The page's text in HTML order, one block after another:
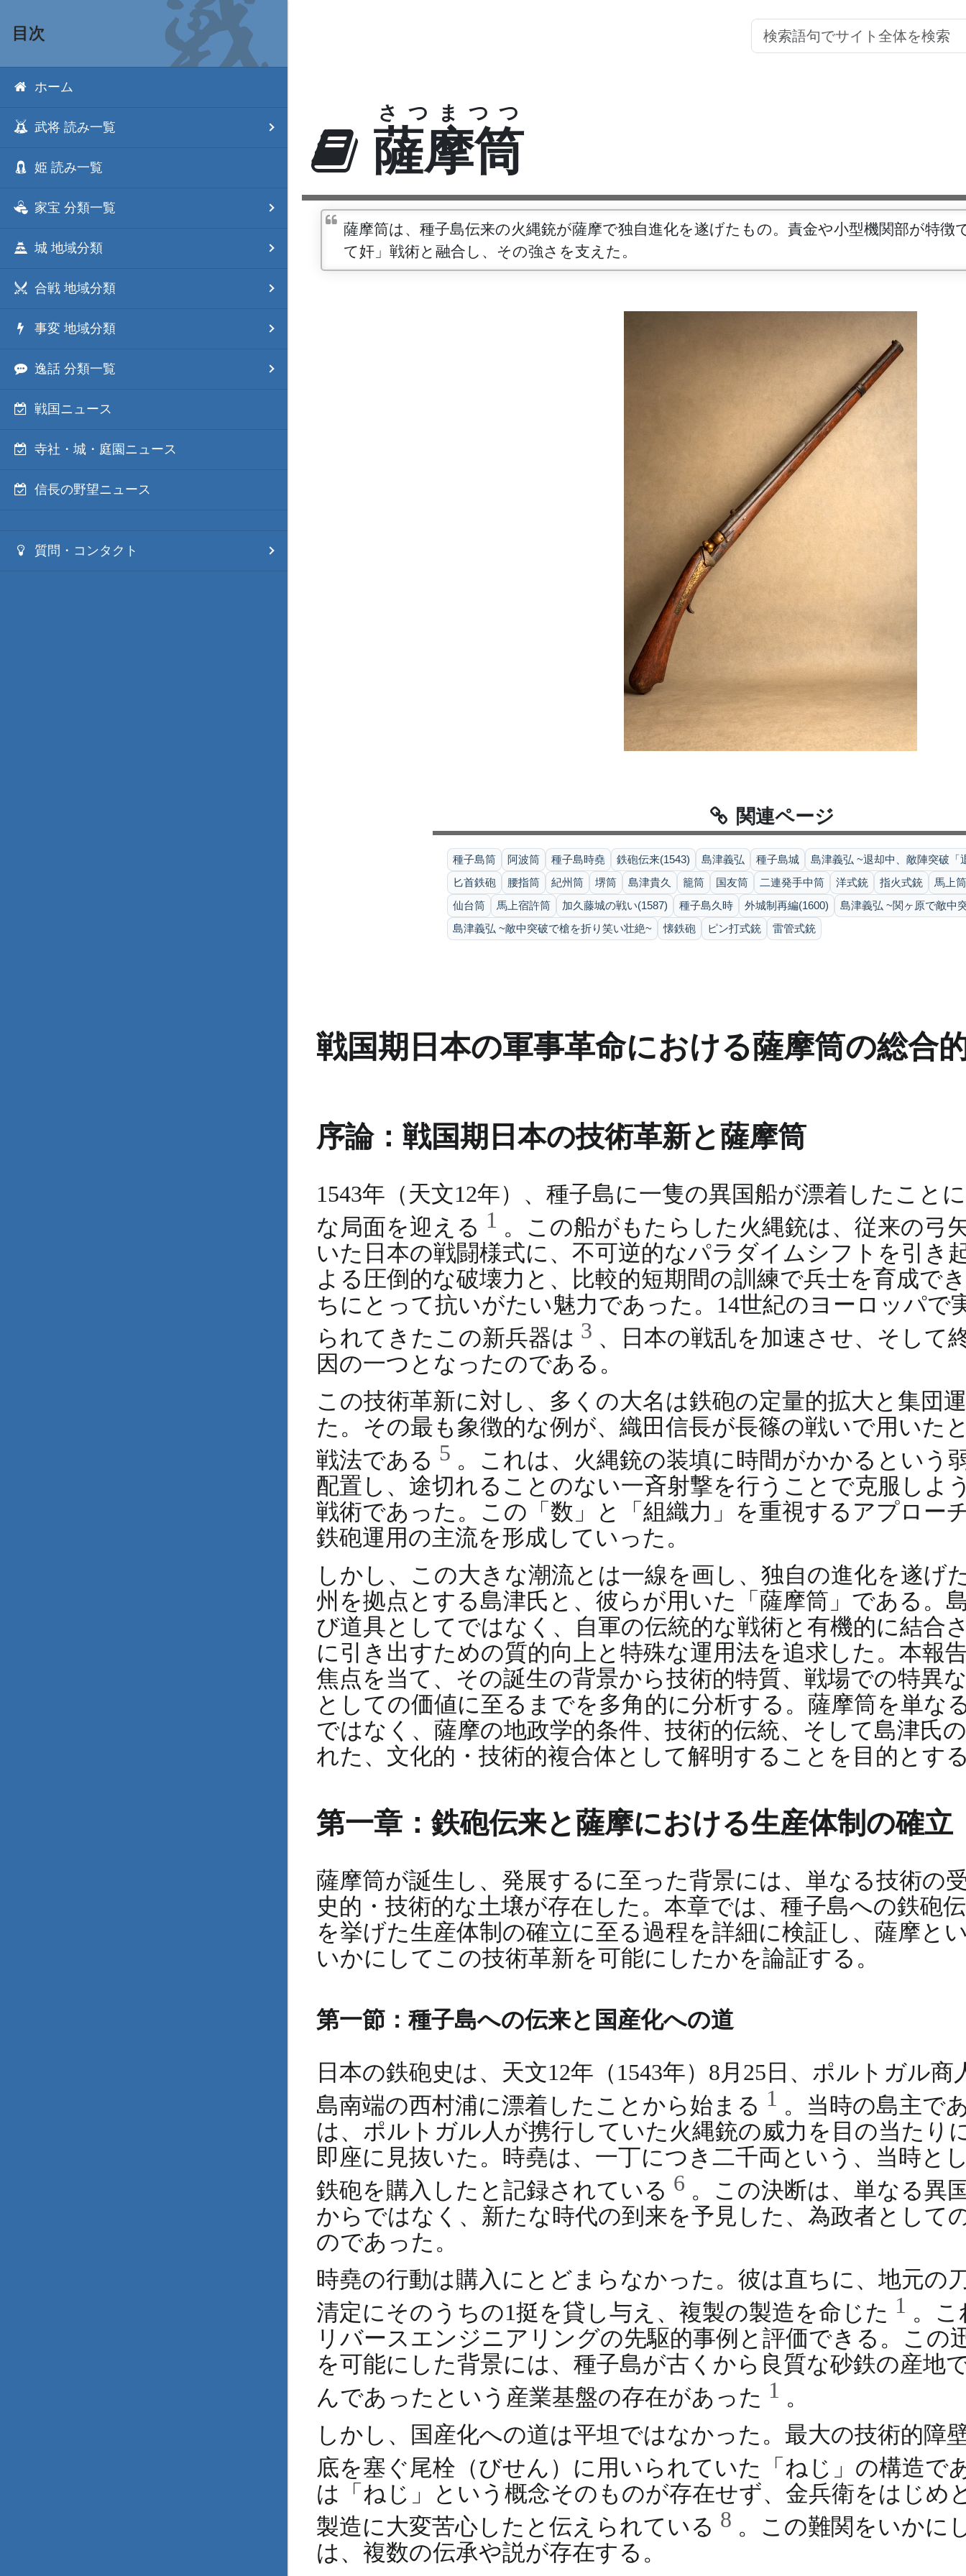
目次
ホーム
武将 読み一覧
姫 読み一覧
家宝 分類一覧
城 地域分類
合戦 地域分類
事変 地域分類
逸話 分類一覧
戦国ニュース
寺社・城・庭園ニュース
信長の野望ニュース
質問・コンタクト
薩摩筒
さつまつつ
薩摩筒は、種子島伝来の火縄銃が薩摩で独自進化を遂げたもの。責金や小型機関部が特徴
て奸」戦術と融合し、その強さを支えた。
関連ページ
種子島筒 阿波筒 種子島時堯 鉄砲伝来(1543) 島津義弘 種子島城
島津義弘 ~退却中、敵陣突破「
匕首鉄砲
腰指筒 紀州筒 堺筒 島津貴久 籠筒 国友筒 二連発手中筒 洋式銃 指火式銃
馬上筒
仙台筒
馬上宿許筒 加久藤城の戦い(1587) 種子島久時 外城制再編(1600)
島津義弘 ~関ヶ原で敵中
島津義弘 ~敵中突破で槍を折り笑い壮絶~
懐鉄砲 ピン打式銃 雷管式銃
戦国期日本の軍事革命における薩摩筒の総合
序論：戦国期日本の技術革新と薩摩筒
1543年（天文12年）、種子島に一隻の異国船が漂着したこと
な局面を迎える 1 。この船がもたらした火縄銃は、従来の弓
いた日本の戦闘様式に、不可逆的なパラダイムシフトを引き
よる圧倒的な破壊力と、比較的短期間の訓練で兵士を育成で
ちにとって抗いがたい魅力であった。14世紀のヨーロッパで
られてきたこの新兵器は 3 、日本の戦乱を加速させ、そして
因の一つとなったのである。
この技術革新に対し、多くの大名は鉄砲の定量的拡大と集団
た。その最も象徴的な例が、織田信長が長篠の戦いで用いた
戦法である 5 。これは、火縄銃の装填に時間がかかるという
配置し、途切れることのない一斉射撃を行うことで克服しよ
戦術であった。この「数」と「組織力」を重視するアプロー
鉄砲運用の主流を形成していった。
しかし、この大きな潮流とは一線を画し、独自の進化を遂げ
州を拠点とする島津氏と、彼らが用いた「薩摩筒」である。
び道具としてではなく、自軍の伝統的な戦術と有機的に結合
に引き出すための質的向上と特殊な運用法を追求した。本報
焦点を当て、その誕生の背景から技術的特質、戦場での特異
としての価値に至るまでを多角的に分析する。薩摩筒を単な
ではなく、薩摩の地政学的条件、技術的伝統、そして島津氏
れた、文化的・技術的複合体として解明することを目的とす
第一章：鉄砲伝来と薩摩における生産体制の確立
薩摩筒が誕生し、発展するに至った背景には、単なる技術の
史的・技術的な土壌が存在した。本章では、種子島への鉄砲
を挙げた生産体制の確立に至る過程を詳細に検証し、薩摩と
いかにしてこの技術革新を可能にしたかを論証する。
第一節：種子島への伝来と国産化への道
日本の鉄砲史は、天文12年（1543年）8月25日、ポルトガル
島南端の西村浦に漂着したことから始まる 1 。当時の島主で
は、ポルトガル人が携行していた火縄銃の威力を目の当たり
即座に見抜いた。時堯は、一丁につき二千両という、当時と
鉄砲を購入したと記録されている 6 。この決断は、単なる異
からではなく、新たな時代の到来を予見した、為政者として
のであった。
時堯の行動は購入にとどまらなかった。彼は直ちに、地元の
清定にそのうちの1挺を貸し与え、複製の製造を命じた 1 。
リバースエンジニアリングの先駆的事例と評価できる。この
を可能にした背景には、種子島が古くから良質な砂鉄の産地
んであったという産業基盤の存在があった 1 。
しかし、国産化への道は平坦ではなかった。最大の技術的障
底を塞ぐ尾栓（びせん）に用いられていた「ねじ」の構造で
は「ねじ」という概念そのものが存在せず、金兵衛をはじめ
製造に大変苦心したと伝えられている 8 。この難関をいかに
は、複数の伝承や説が存在する。